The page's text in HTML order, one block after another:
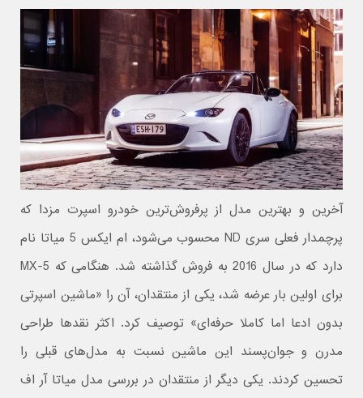
آخرین و بهترین مدل از پرفروش‌ترین خودرو اسپرت مزدا که
پرچمدار فعلی سری ND محسوب می‌شود، ام ایکس 5 میاتا نام
دارد که در سال 2016 به فروش گذاشته شد. هنگامی که MX-5
برای اولین بار عرضه شد، یکی از منتقدان، آن را «ماشین اسپرتی
بدون ادعا اما کاملا حرفه‌ای» توصیف کرد. اکثر نقدها طراحی
مدرن و جوان‌پسند این ماشین نسبت به مدل‌های قبلی را
تحسین کردند. یکی دیگر از منتقدان در بررسی مدل میاتا آر اف